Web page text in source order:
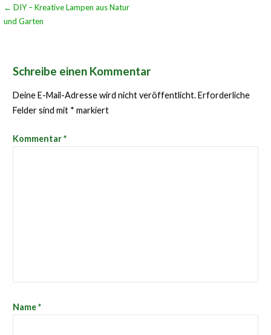
Beitragsnavigation
← DIY – Kreative Lampen aus Natur
und Garten
Schreibe einen Kommentar
Deine E-Mail-Adresse wird nicht veröffentlicht.Erforderliche
Felder sind mit * markiert
Kommentar*
Name*